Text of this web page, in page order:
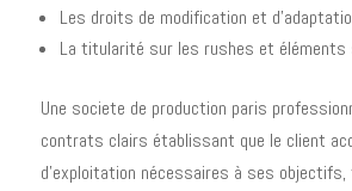
Les droits de modification et
La titularité sur les rushes et éléments
Une societe de production paris
contrats clairs établissant que le client
d'exploitation nécessaires à ses